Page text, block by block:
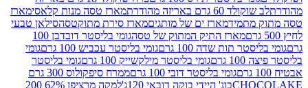
60 גרם באריזה מהודרת
מארז טסה מנות קלאסי מארז
מארז ים של מותגיםמארז סירת מתוקטסהסילאן טבעי
מארז התיק המתוק של טסה
גומי בליסטר דובדבן 100
תות שדה 100 גרם
גומי בליסטר עכביש 100 גרם
גומי
גרם
גומי בליסטר מילקשייק 100 גרם
גומי בליסטר
גומי בליסטר דובי 100 גרם
ממרח סיפקולוס 300 גרם
בונ' היידי בוקה דובאי 120ג'
למקה מרציפן 62% 200